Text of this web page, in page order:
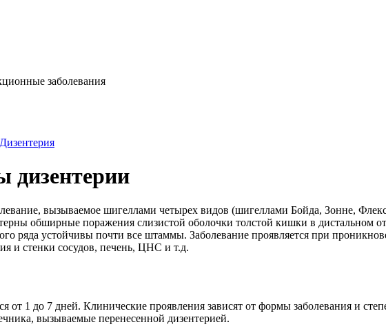
заболевания
Дизентерия
дизентерии
вызываемое шигеллами четырех видов (шигеллами Бойда, Зонне,
обширные поражения слизистой оболочки толстой кишки в дистальном
ряда устойчивы почти все штаммы. Заболевание проявляется при
и стенки сосудов, печень, ЦНС и т.д.
от 1 до 7 дней. Клинические проявления зависят от формы заболевания и
вызываемые перенесенной дизентерией.